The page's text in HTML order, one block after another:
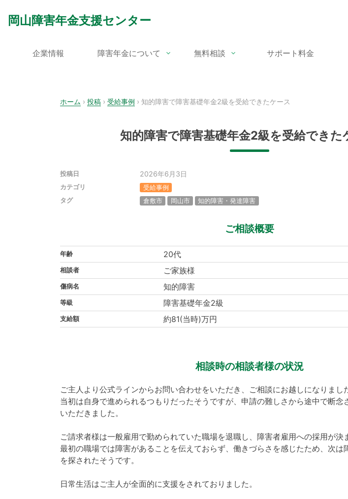
content
岡山障害年金支援センター
企業情報 障害年金について 無料相談 サポート料金
ホーム › 投稿 › 受給事例 › 知的障害で障害基礎年金2級を受給できたケース
知的障害で障害基礎年金2級を受給できた
投稿日 2026年6月3日
カテゴリ
受給事例
タグ
倉敷市 岡山市 知的障害・発達障害
ご相談概要
年齢 20代
相談者 ご家族様
傷病名 知的障害
等級 障害基礎年金2級
支給額 約81(当時)万円
相談時の相談者様の状況
ご主人より公式ラインからお問い合わせをいただき、ご相談にお越しになりまし
当初は自身で進められるつもりだったそうですが、申請の難しさから途中で断念
いただきました。
ご請求者様は一般雇用で勤められていた職場を退職し、障害者雇用への採用が決
最初の職場では障害があることを伝えておらず、働きづらさを感じたため、次は
を探されたそうです。
日常生活はご主人が全面的に支援をされておりました。